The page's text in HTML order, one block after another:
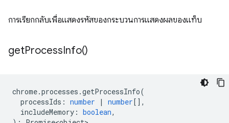
การเรียกกลับเพื่อแสดงรหัสของกระบวนการแสดงผลของแท็บ
getProcessInfo()
chrome.processes .getProcessInfo(
processIds : number | number[],
includeMemory : boolean,